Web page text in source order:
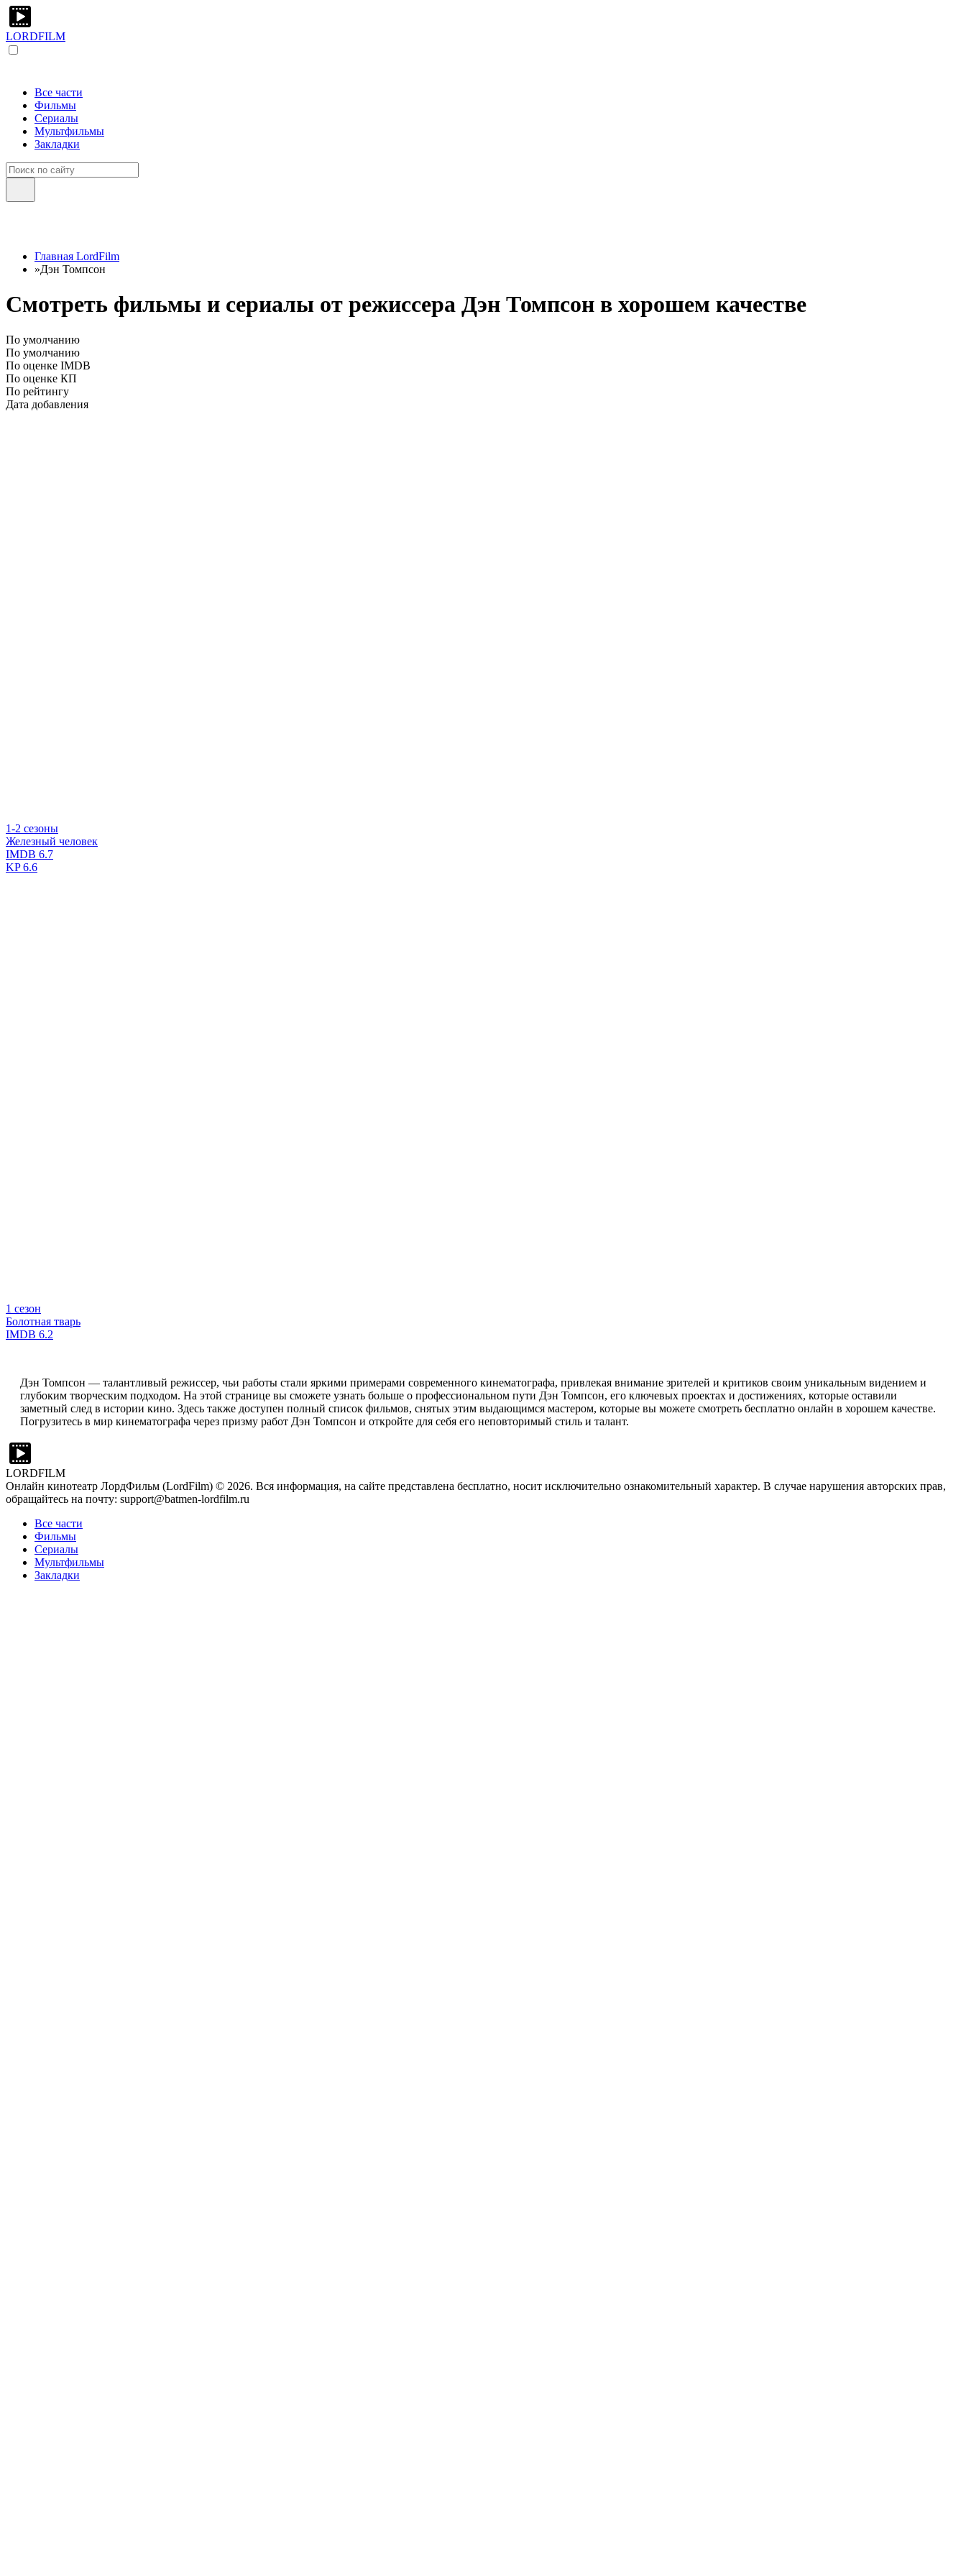
LORDFILM
Все части
Фильмы
Сериалы
Мультфильмы
Закладки
Главная LordFilm
»Дэн Томпсон
Смотреть фильмы и сериалы от режиссера Дэн Томпсон в хорошем качестве
По умолчанию
По умолчанию
По оценке IMDB
По оценке КП
По рейтингу
Дата добавления
1-2 сезоны
Железный человек
IMDB 6.7
KP6.6
1 сезон
Болотная тварь
IMDB 6.2
Дэн Томпсон — талантливый режиссер, чьи работы стали яркими примерами современного кинематографа, привлекая внимание зрителей и критиков своим уникальным видением и
глубоким творческим подходом. На этой странице вы сможете узнать больше о профессиональном пути Дэн Томпсон, его ключевых проектах и достижениях, которые оставили
заметный след в истории кино. Здесь также доступен полный список фильмов, снятых этим выдающимся мастером, которые вы можете смотреть бесплатно онлайн в хорошем качестве.
Погрузитесь в мир кинематографа через призму работ Дэн Томпсон и откройте для себя его неповторимый стиль и талант.
LORDFILM
Онлайн кинотеатр ЛордФильм (LordFilm) © 2026. Вся информация, на сайте представлена бесплатно, носит исключительно ознакомительный характер. В случае нарушения авторских прав,
обращайтесь на почту: support@batmen-lordfilm.ru
Все части
Фильмы
Сериалы
Мультфильмы
Закладки